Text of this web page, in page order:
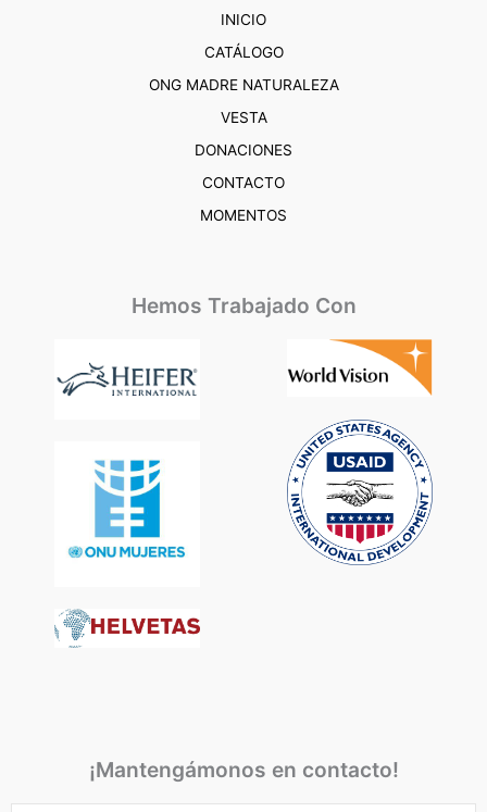
INICIO
CATÁLOGO
ONG MADRE NATURALEZA
VESTA
DONACIONES
CONTACTO
MOMENTOS
Hemos Trabajado Con
¡Mantengámonos en contacto!